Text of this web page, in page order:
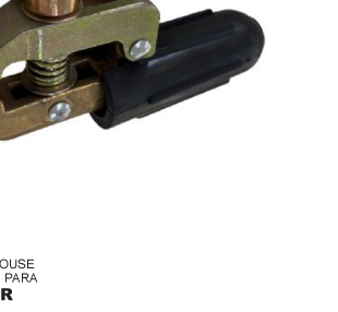
ATENDIMENTO